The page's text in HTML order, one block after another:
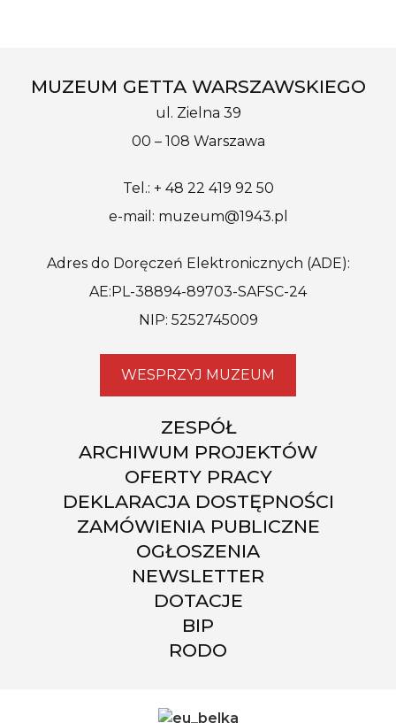
MUZEUM GETTA WARSZAWSKIEGO
ul. Zielna 39
00 – 108 Warszawa
Tel.: + 48 22 419 92 50
e-mail: muzeum@1943.pl
Adres do Doręczeń Elektronicznych (ADE):
AE:PL-38894-89703-SAFSC-24
NIP: 5252745009
WESPRZYJ MUZEUM
ZESPÓŁ
ARCHIWUM PROJEKTÓW
OFERTY PRACY
DEKLARACJA DOSTĘPNOŚCI
ZAMÓWIENIA PUBLICZNE
OGŁOSZENIA
NEWSLETTER
DOTACJE
BIP
RODO